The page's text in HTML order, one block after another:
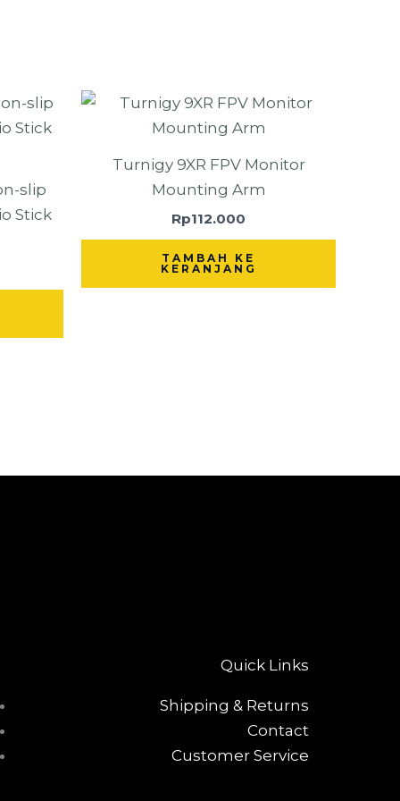
slip
Stick
Turnigy 9XR FPV Monitor
Mounting Arm
Rp112.000
TAMBAH KE
KERANJANG
Quick Links
Shipping & Returns
Contact
Customer Service